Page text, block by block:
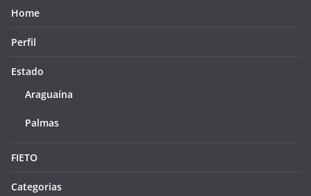
Home
Perfil
Estado
Araguaína
Palmas
FIETO
Categorias